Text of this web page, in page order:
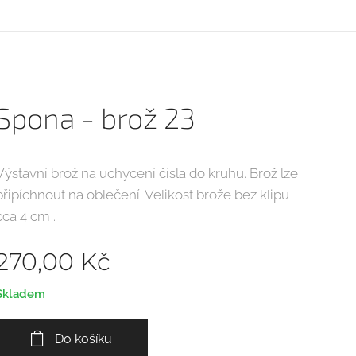
- brož 23
brož na uchycení čísla do kruhu. Brož lze
na oblečení. Velikost brože bez klipu
4 cm .
Kč
Do košíku